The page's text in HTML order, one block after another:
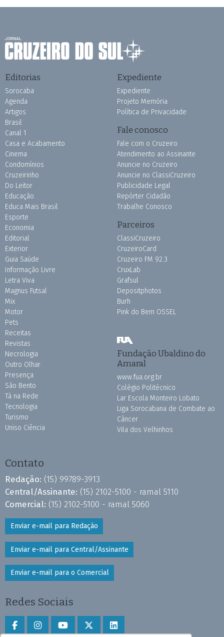
Editorias
Sorocaba
Agenda
Artigos
Brasil
Canal 1
Casa e Acabamento
Cinema
Condomínios
Cruzeirinho
Do Leitor
Educação
Educa Mais Brasil
Esporte
Economia
Editorial
Exterior
Guia Saúde
Informação Livre
Letra Viva
Magnus Futsal
Mix
Motor
Pets
Receitas
Revistas
Necrologia
Outro Olhar
Presença
São Bento
Tá na Rede
Tecnologia
Turismo
Uniso Ciência
Expediente
Expediente
Projeto Memória
Política de Privacidade
Fale conosco
Fale com o Cruzeiro
Atendimento ao Assinante
Anuncie no Cruzeiro
Anuncie no ClassiCruzeiro
Publicidade Legal
Repórter Cidadão
Trabalhe Conosco
Parceiros
ClassiCruzeiro
CruzeiroCard
Cruzeiro FM 92.3
CruxLab
Grafsul
Depositphotos
Burh
Pink do Bem OSSEL
Fundação Ubaldino do
Amaral
www.fua.org.br
Colégio Politécnico
Lar Escola Monteiro Lobato
Liga Sorocabana de Combate ao
Câncer
Vila dos Velhinhos
Contato
Redação: (15) 99789-3913
Central/Assinante: (15) 2102-5100 - ramal 5110
Comercial: (15) 2102-5100 - ramal 5060
Enviar e-mail para Redação
Enviar e-mail para Central/Assinante
Enviar e-mail para o Comercial
Redes Sociais